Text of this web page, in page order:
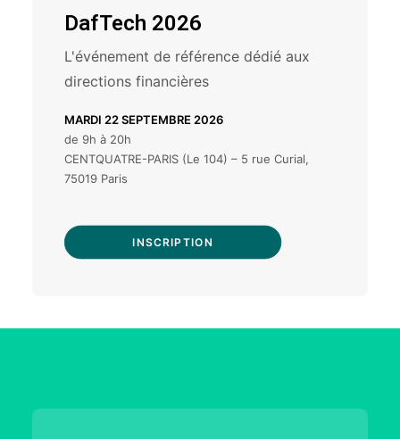
DafTech 2026
L'événement de référence dédié aux
directions financières
MARDI 22 SEPTEMBRE 2026
de 9h à 20h
CENTQUATRE-PARIS (Le 104) – 5 rue Curial,
75019 Paris
INSCRIPTION